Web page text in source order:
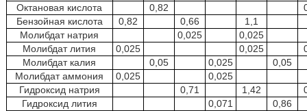
Октановая кислота
0,82
Бензойная кислота
0,82 0,66
1,1
Молибдат натрия
0,025
0,025
Молибдат лития
0,025 0,025
Молибдат калия
0,05 0,025
0,05
Молибдат аммония
0,025
0,025
Гидроксид натрия
0,71 1,42
Гидроксид лития
0,071
0,86